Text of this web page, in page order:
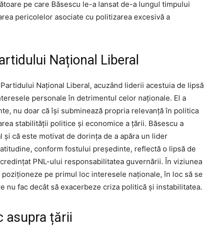
pe care Băsescu le-a lansat de-a lungul timpului
pericolelor asociate cu politizarea excesivă a
Național Liberal
Național Liberal, acuzând liderii acestuia de lipsă
personale în detrimentul celor naționale. El a
nu doar că își subminează propria relevanță în politica
stabilității politice și economice a țării. Băsescu a
că este motivat de dorința de a apăra un lider
conform fostului președinte, reflectă o lipsă de
PNL-ului responsabilitatea guvernării. În viziunea
pe primul loc interesele naționale, în loc să se
nu fac decât să exacerbeze criza politică și instabilitatea.
asupra țării